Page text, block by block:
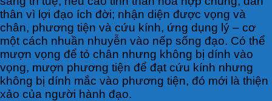
thân vì lợi đạo ích đời; nhận diện được vọng và
chân, phương tiện và cứu kính, ứng dụng lý – cơ
một cách nhuần nhuyễn vào nếp sống đạo. Có thể
mượn vọng để tỏ chân nhưng không bị dính vào
vọng, mượn phương tiện để đạt cứu kính nhưng
không bị dính mắc vào phương tiện, đó mới là thiện
xảo của người hành đạo.